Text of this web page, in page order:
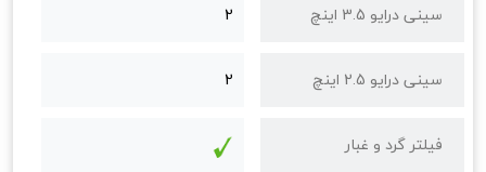
سینی درایو 3.5 اینچ 2
سینی درایو 2.5 اینچ 2
فیلتر گرد و غبار